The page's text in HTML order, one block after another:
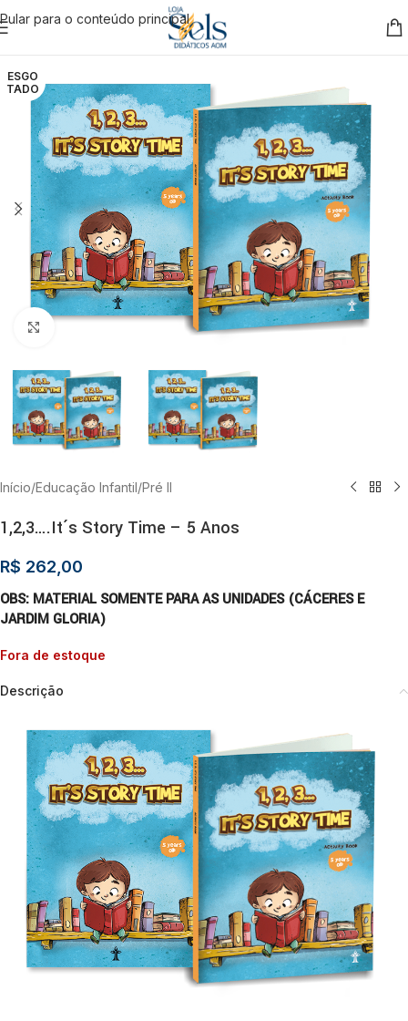
Pular para o conteúdo principal
ESGO
TADO
Início/Educação Infantil/Pré II
1,2,3….It´s Story Time – 5 Anos
R$ 262,00
OBS: MATERIAL SOMENTE PARA AS UNIDADES (CÁCERES E
JARDIM GLORIA)
Fora de estoque
Descrição